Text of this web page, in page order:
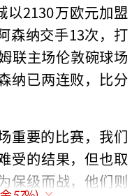
以2130万欧元加盟
森纳交手13次，打
联主场伦敦碗球场
纳已两连败，比分
重要的比赛，我们
受的结果，但也取
保级而战，他们则